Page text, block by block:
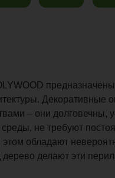
Декоративные
– они долговечны,
не требуют
обладают
делают эти